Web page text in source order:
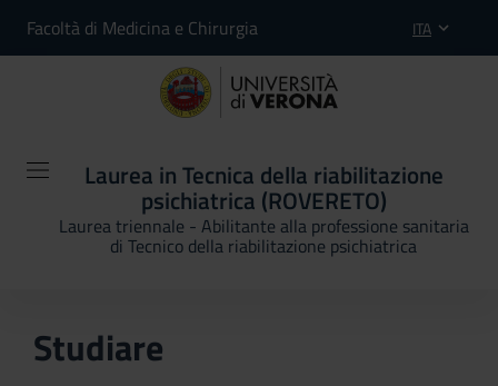
Facoltà di Medicina e Chirurgia ITA
Laurea in Tecnica della riabilitazione
psichiatrica (ROVERETO)
Laurea triennale - Abilitante alla professione sanitaria
di Tecnico della riabilitazione psichiatrica
Studiare